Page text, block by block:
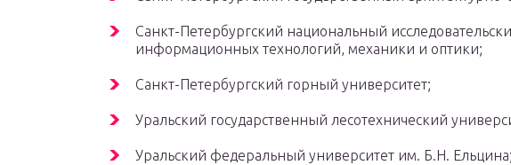
Санкт-Петербургский национальный
информационных технологий, механики и оптики;
Санкт-Петербургский горный университет;
Уральский государственный лесотехнический
Уральский федеральный университет им. Б.Н. Ельцина;